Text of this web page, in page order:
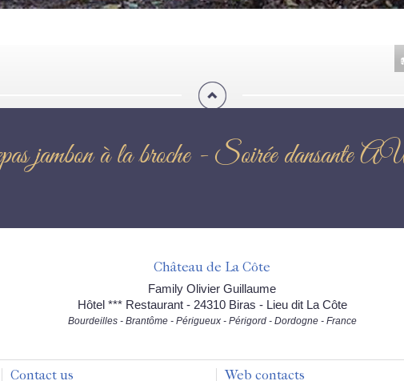
jambon à la broche - Soirée
Château de La Côte
Family Olivier Guillaume
Hôtel *** Restaurant - 24310 Biras - Lieu dit La Côte
Bourdeilles - Brantôme - Périgueux - Périgord - Dordogne - France
Contact us Web contacts